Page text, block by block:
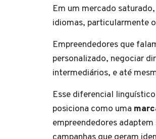
Em um mercado
idiomas, particularmente
Empreendedores que
personalizado, negociar
intermediários, e até
Esse diferencial
posiciona como uma
empreendedores